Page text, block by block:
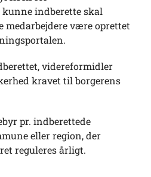
indberette skal
medarbejdere være oprettet
videreformidler
kravet til borgerens
pr. indberettede
eller region, der
reguleres årligt.